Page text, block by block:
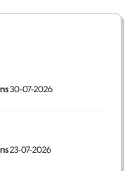
30-07-2026
23-07-2026